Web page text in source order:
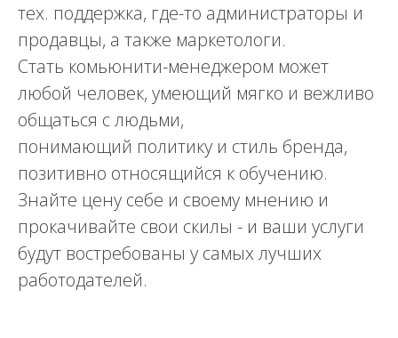
тех. поддержка, где-то администраторы и
продавцы, а также маркетологи.
Стать комьюнити-менеджером может
любой человек, умеющий мягко и вежливо
общаться с людьми,
понимающий политику и стиль бренда,
позитивно относящийся к обучению.
Знайте цену себе и своему мнению и
прокачивайте свои скилы - и ваши услуги
будут востребованы у самых лучших
работодателей.